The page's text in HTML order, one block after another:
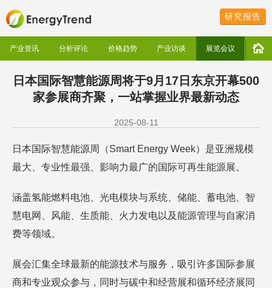
研究报告
产业资讯 分析评论 价格趋势 产业访谈 展览会议
日本国际智慧能源周将于9月17日东京开幕500
家参展商齐聚，一站掌握业界最新动态
2025-08-11
日本国际智慧能源周（Smart Energy Week）是亚洲规模
最大、专业性最强、影响力最广的国际可再生能源展。
涵盖氢能燃料电池、光电模块与系统、储能、蓄电池、智
慧电网、风能、生质能、火力发电以及能源管理与自家消
费等领域。
展会汇集全球最新的能源技术与服务，吸引许多国际参展
商和专业观众参与，同时与碳中和经营展和循环经济展同